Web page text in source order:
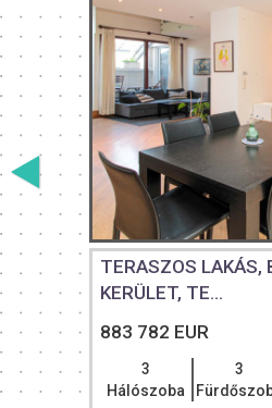
TERASZOS LAKÁS,
KERÜLET, TE...
883 782 EUR
3
Hálószoba
3